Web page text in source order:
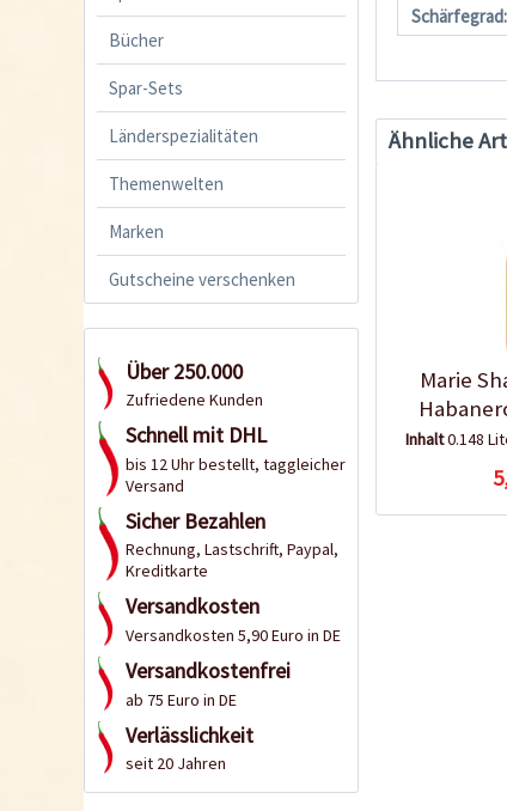
Bücher
Spar-Sets
Länderspezialitäten
Themenwelten
Marken
Gutscheine verschenken
Über 250.000
Zufriedene Kunden
Schnell mit DHL
bis 12 Uhr bestellt, taggleicher
Versand
Sicher Bezahlen
Rechnung, Lastschrift, Paypal,
Kreditkarte
Versandkosten
Versandkosten 5,90 Euro in DE
Versandkostenfrei
ab 75 Euro in DE
Verlässlichkeit
seit 20 Jahren
Schärfegrad:
Ähnliche
Marie
Inhalt0.148